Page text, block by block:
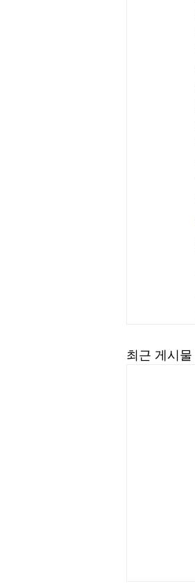
최근 게시물